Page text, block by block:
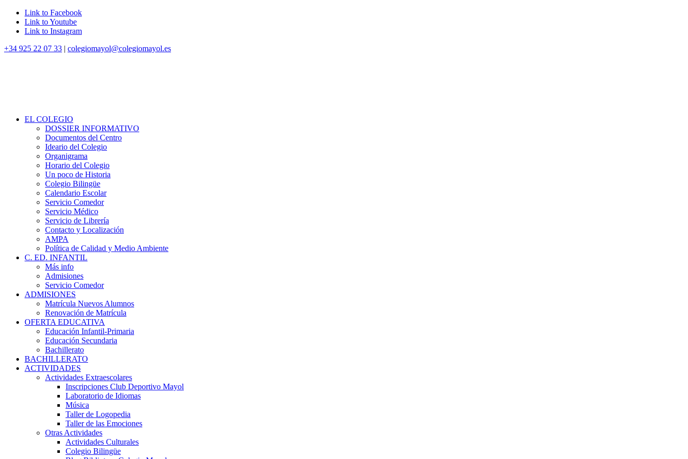
Link to Facebook
Link to Youtube
Link to Instagram
+34 925 22 07 33 | colegiomayol@colegiomayol.es
EL COLEGIO
DOSSIER INFORMATIVO
Documentos del Centro
Ideario del Colegio
Organigrama
Horario del Colegio
Un poco de Historia
Colegio Bilingüe
Calendario Escolar
Servicio Comedor
Servicio Médico
Servicio de Librería
Contacto y Localización
AMPA
Política de Calidad y Medio Ambiente
C. ED. INFANTIL
Más info
Admisiones
Servicio Comedor
ADMISIONES
Matrícula Nuevos Alumnos
Renovación de Matrícula
OFERTA EDUCATIVA
Educación Infantil-Primaria
Educación Secundaria
Bachillerato
BACHILLERATO
ACTIVIDADES
Actividades Extraescolares
Inscripciones Club Deportivo Mayol
Laboratorio de Idiomas
Música
Taller de Logopedia
Taller de las Emociones
Otras Actividades
Actividades Culturales
Colegio Bilingüe